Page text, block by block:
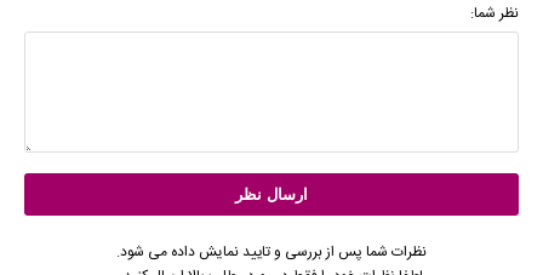
نظر شما:
نظرات شما پس از بررسی و تایید نمایش داده می شود.